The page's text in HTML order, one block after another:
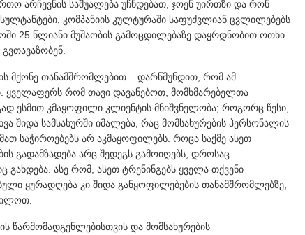
არჩევნის საშუალება უჩნდებათ, ჯოენ უირთზი და რონ
კომპანიის კულტურაში საფუძვლიან ცვლილებებს
25 წლიანი მუშაობის გამოცდილებაზე დაყრდნობით ოთხი
მქონე თანამშრომლებით – დარწმუნდით, რომ ამ
ყველაფერს რომ თავი დავანებოთ, მომხმარებელთა
ესმით კმაყოფილი კლიენტის მნიშვნელობა; როგორც წესი,
შიდა სამსახურში იმალება, რაც მომსახურების პერსონალის
საჭიროებებს არ აკმაყოფილებს. როცა საქმე ასეთ
გადამზადება არც შედეგს გამოიღებს, დროსაც
გახდება. ასე რომ, ასეთ ტრენინგებს ყველა თქვენი
ყურადღება კი შიდა განყოფილებების თანამშრომლებზე,
წარმომადგენლებისთვის და მომსახურების